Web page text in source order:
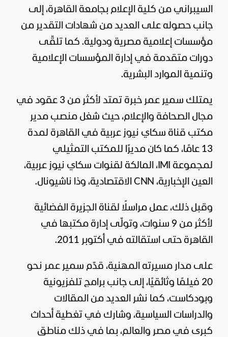
السيبراني من كلية الإعلام بجامعة القاهرة، إلى
جانب حصوله على العديد من شهادات التقدير من
مؤسسات إعلامية مصرية ودولية. كما تلقّى
دورات متقدمة في إدارة المؤسسات الإعلامية
وتنمية الموارد البشرية.
يمتلك سمير عمر خبرة تمتد لأكثر من 3 عقود في
مجال الصحافة والإعلام، حيث شغل منصب مدير
مكتب قناة سكاي نيوز عربية في القاهرة لمدة
13 عامًا، كما كان مديرًا للمكتب التمثيلي
لمجموعة IMI، المالكة لقنوات سكاي نيوز عربية،
العين الإخبارية، CNN الاقتصادية، وذا ناشيونال.
وقبل ذلك، عمل مراسلًا لقناة الجزيرة الفضائية
لأكثر من 9 سنوات، وتولّى إدارة مكتبها في
القاهرة حتى استقالته في أكتوبر 2011.
على مدار مسيرته المهنية، قدّم سمير عمر نحو
20 فيلمًا وثائقيًا، إلى جانب برامج تلفزيونية
وبودكاست، كما نشر العديد من المقالات
والدراسات السياسية، وشارك في تغطية أحداث
كبرى في مصر والعالم، بما في ذلك مناطق